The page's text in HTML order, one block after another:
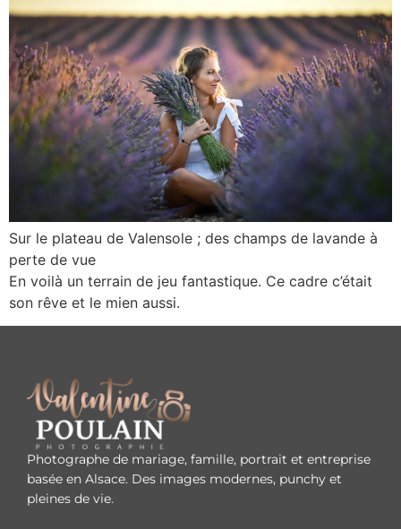
Sur le plateau de Valensole ; des champs de lavande à
perte de vue
En voilà un terrain de jeu fantastique. Ce cadre c’était
son rêve et le mien aussi.
Photographe de mariage, famille, portrait et entreprise
basée en Alsace. Des images modernes, punchy et
pleines de vie.